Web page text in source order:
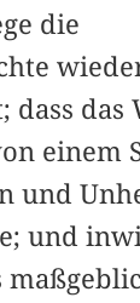
die
dass das
einem
und
und